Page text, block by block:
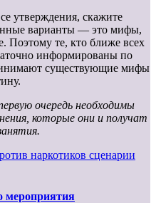
утверждения, скажите
варианты — это мифы,
Поэтому те, кто ближе всех
информированы по
существующие мифы
очередь необходимы
которые они и получат
наркотиков сценарии
мероприятия